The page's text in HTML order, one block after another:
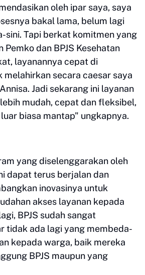
oleh ipar saya, saya
bakal lama, belum lagi
sini. Tapi berkat komitmen yang
dan BPJS Kesehatan
layanannya cepat di
melahirkan secara caesar saya
Jadi sekarang ini layanan
mudah, cepat dan fleksibel,
biasa mantap" ungkapnya.
yang diselenggarakan oleh
dapat terus berjalan dan
inovasinya untuk
akses layanan kepada
BPJS sudah sangat
tidak ada lagi yang membeda-
kepada warga, baik mereka
BPJS maupun yang